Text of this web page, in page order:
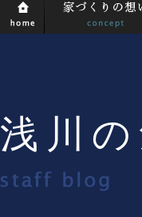
浅川